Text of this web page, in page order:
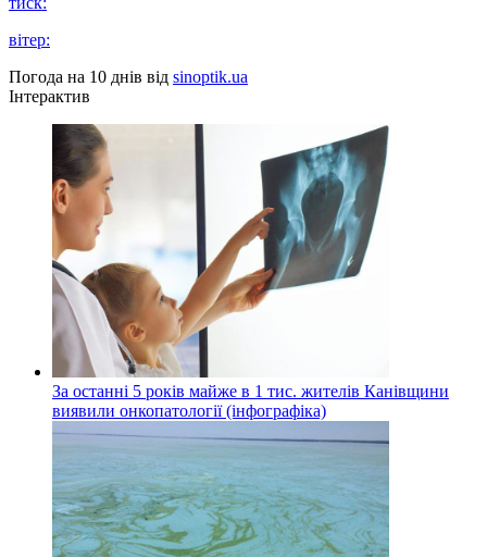
вітер:
Погода на 10 днів від sinoptik.ua
Інтерактив
За останні 5 років майже в 1 тис. жителів Канівщини
виявили онкопатології (інфографіка)